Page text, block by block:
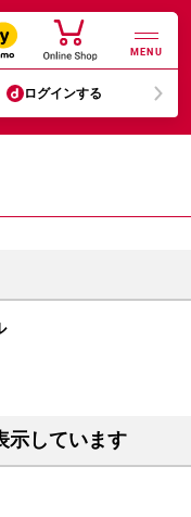
MENU
ログインする
示しています